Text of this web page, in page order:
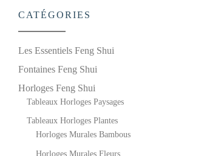
CATÉGORIES
Les Essentiels Feng Shui
Fontaines Feng Shui
Horloges Feng Shui
Tableaux Horloges Paysages
Tableaux Horloges Plantes
Horloges Murales Bambous
Horloges Murales Fleurs